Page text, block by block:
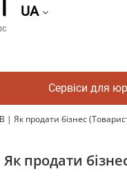
UA
Сервіси для
| Як продати бізнес
продати